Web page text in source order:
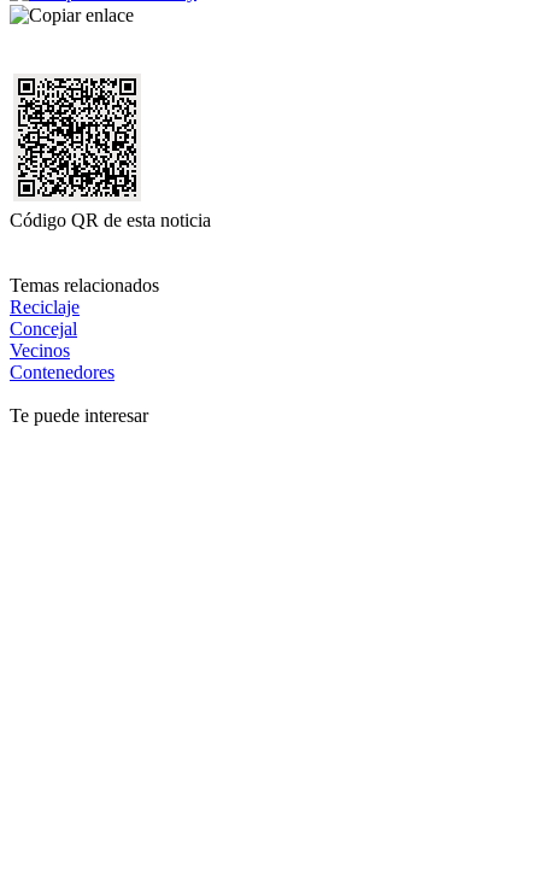
Código QR de esta noticia
Temas relacionados
Reciclaje
Concejal
Vecinos
Contenedores
Te puede interesar